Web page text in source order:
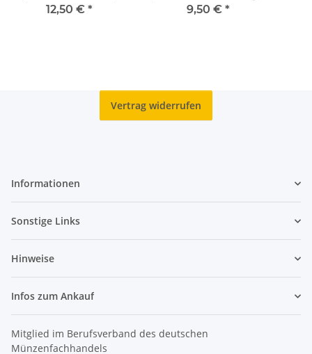
franz. Coincard
12,50 € *
unc.
9,50 € *
Vertrag widerrufen
Informationen
Sonstige Links
Hinweise
Infos zum Ankauf
Mitglied im Berufsverband des deutschen
Münzenfachhandels